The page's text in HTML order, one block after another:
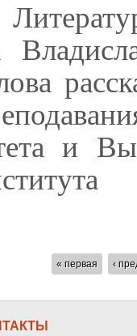
и
« первая ‹